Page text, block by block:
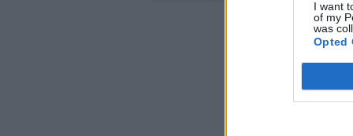
I want
of my
was
Opted